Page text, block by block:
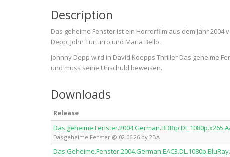
Description
Das geheime Fenster ist ein Horrorfilm aus dem Jahr 2004
Depp, John Turturro und Maria Bello.
Johnny Depp wird in David Koepps Thriller Das geheime
und muss seine Unschuld beweisen.
Downloads
Release
Das geheime Fenster @ 02.06.26 by 2BA